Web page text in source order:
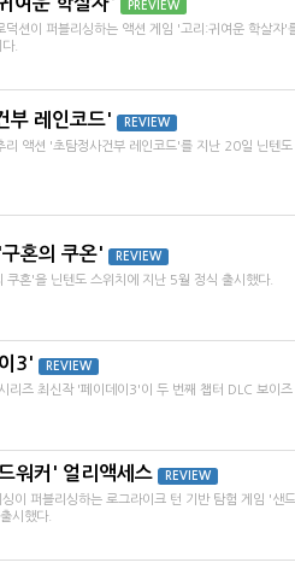
션이 퍼블리싱하는 액션 게임 '고리:귀여운 학살자'를
.
액션 '초탐정사건부 레인코드'를 지난 20일 닌텐도
혼'을 닌텐도 스위치에 지난 5월 정식 출시했다.
리즈 최신작 '페이데이3'이 두 번째 챕터 DLC 보이즈
이 퍼블리싱하는 로그라이크 턴 기반 탐험 게임 '샌드
시했다.